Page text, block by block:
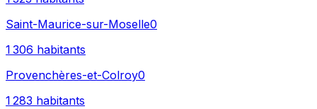
Saint-Maurice-sur-Moselle0
1 306 habitants
Provenchères-et-Colroy0
1 283 habitants